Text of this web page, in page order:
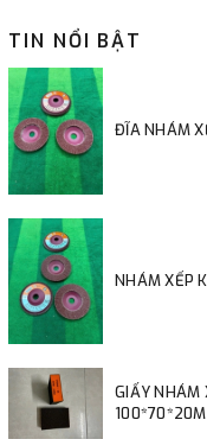
TIN NỔI BẬT
ĐĨA NHÁM
NHÁM XẾP
GIẤY NHÁM